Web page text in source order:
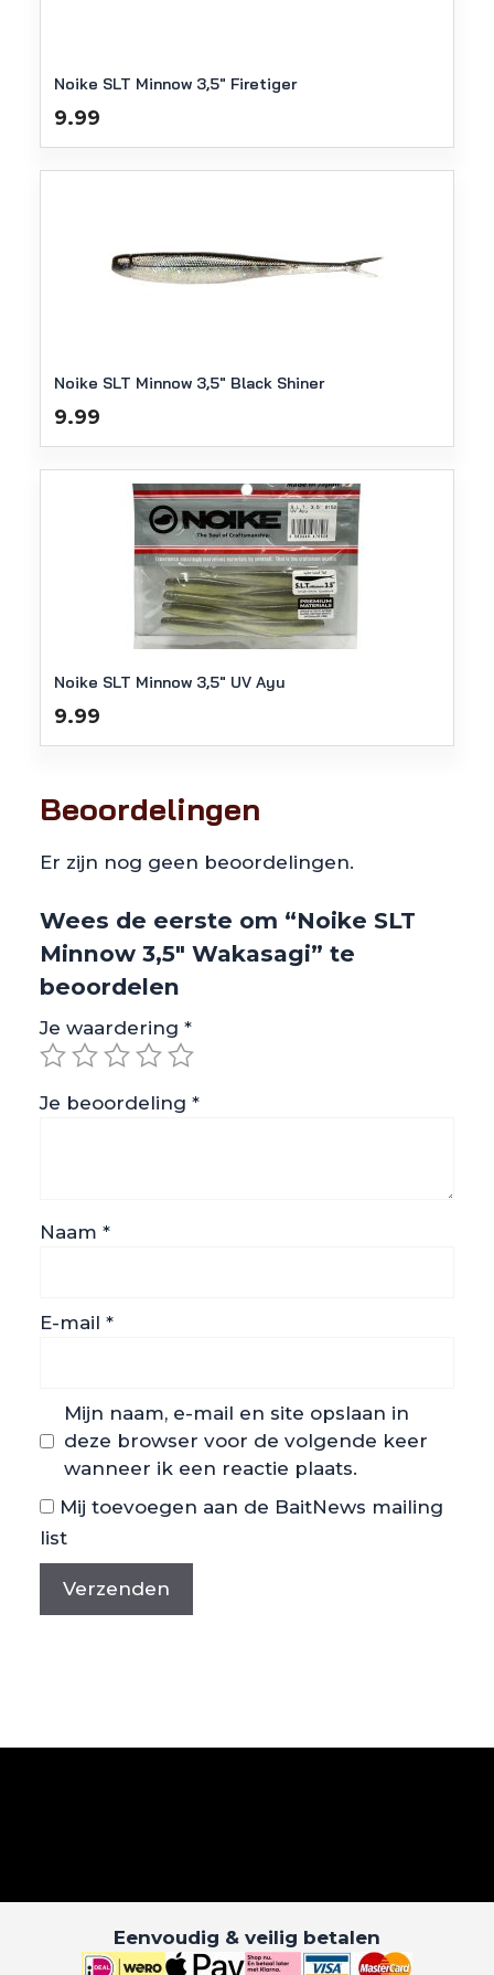
Noike SLT Minnow 3,5″ Firetiger
9.99
Noike SLT Minnow 3,5″ Black Shiner
9.99
Noike SLT Minnow 3,5″ UV Ayu
9.99
Beoordelingen
Er zijn nog geen beoordelingen.
Wees de eerste om “Noike SLT
Minnow 3,5″ Wakasagi” te
beoordelen
Je waardering *
Je beoordeling *
Naam *
E-mail *
Mijn naam, e-mail en site opslaan in
deze browser voor de volgende keer
wanneer ik een reactie plaats.
Mij toevoegen aan de BaitNews mailing
list
Eenvoudig & veilig betalen